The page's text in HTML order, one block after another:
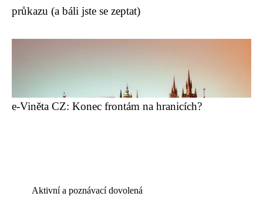
průkazu (a báli jste se zeptat)
e-Viněta CZ: Konec frontám na hranicích?
Aktivní a poznávací dovolená